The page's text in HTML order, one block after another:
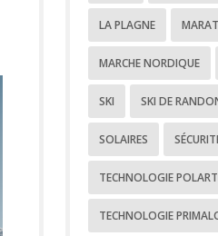
LA PLAGNE
MARCHE NORDIQUE
SKI SKI DE
SOLAIRES
TECHNOLOGIE
TECHNOLOGIE